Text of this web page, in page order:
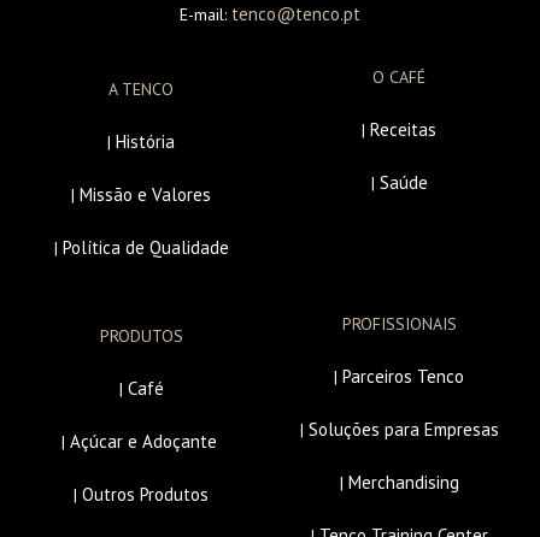
E-mail: tenco@tenco.pt
A TENCO
| História
| Missão e Valores
| Política de Qualidade
O CAFÉ
| Receitas
| Saúde
PRODUTOS
| Café
| Açúcar e Adoçante
| Outros Produtos
PROFISSIONAIS
| Parceiros Tenco
| Soluções para Empresas
| Merchandising